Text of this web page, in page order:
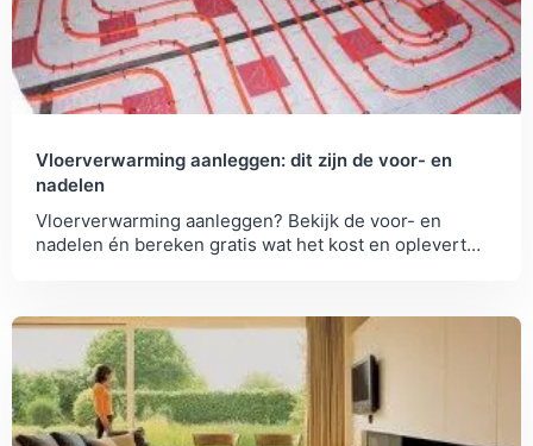
Vloerverwarming aanleggen: dit zijn de voor- en
nadelen
Vloerverwarming aanleggen? Bekijk de voor- en
nadelen én bereken gratis wat het kost en oplevert